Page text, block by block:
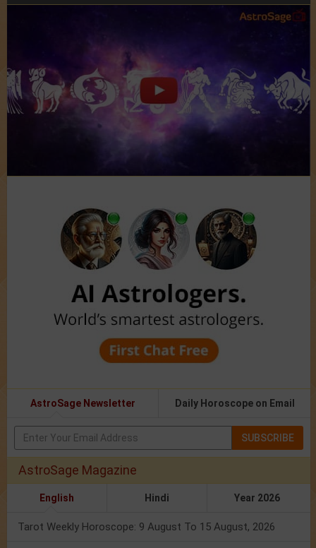
AstroSage Newsletter Daily Horoscope on Email
SUBSCRIBE
AstroSage Magazine
English Hindi Year 2026
Tarot Weekly Horoscope: 9 August To 15 August, 2026